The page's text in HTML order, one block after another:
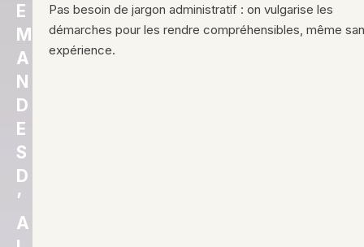
E
M
A
N
D
E
S
D
’
A
Pas besoin de jargon administratif : on vulgarise les
démarches pour les rendre compréhensibles, même
expérience.